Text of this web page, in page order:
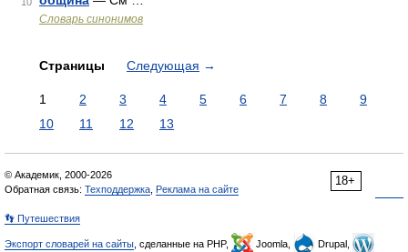
Словарь синонимов
Страницы Следующая →
1 2 3 4 5 6 7 8
9
10
11 12 13
18+
© Академик, 2000-2026
Обратная связь: Техподдержка Реклама на сайте
👣 Путешествия
Экспорт словарей на сайты , сделанные на PHP, Joomla,
Drupal,